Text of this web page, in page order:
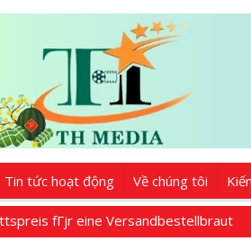
Tin tức hoạt động Về chúng tôi
fГјr eine Versandbestellbraut